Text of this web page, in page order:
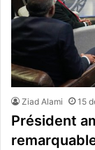
Ziad Alami 15
Président